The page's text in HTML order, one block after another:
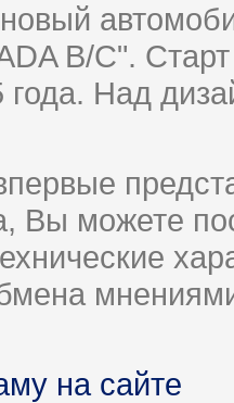
B/C".
года. Над
Вы можете
на сайте